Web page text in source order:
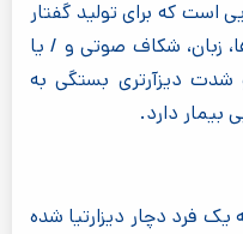
که برای تولید گفتار
زبان، شکاف صوتی و / یا
شدت دیزآرتری بستگی به
دارد.
فرد دچار دیزارتیا شده